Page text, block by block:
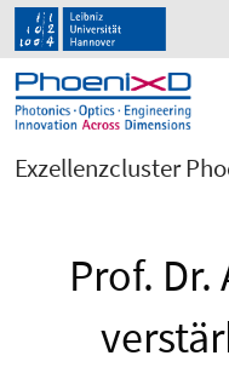
Exzellenzcluster
Prof.